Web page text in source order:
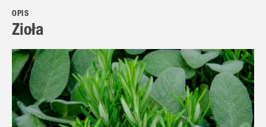
Porady
Aktualne tematy
Kontakt
OPIS
Zioła